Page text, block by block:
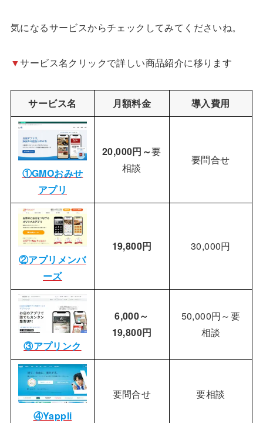
気になるサービスからチェックしてみてくださいね。
▼サービス名クリックで詳しい商品紹介に移ります
サービス名 月額料金 導入費用
①GMOおみせ
アプリ
20,000円～要
相談
要問合せ
②アプリメンバ
ーズ
19,800円 30,000円
③アプリンク
6,000～
19,800円
50,000円～要
相談
④Yappli
要問合せ 要相談